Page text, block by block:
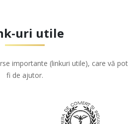
uri utile
importante (linkuri utile), care vă pot
fi de ajutor.